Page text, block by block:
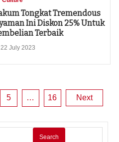
Tongkat Tremendous
Ini Diskon 25% Untuk
Terbaik
22 July 2023
5 … 16 Next
Search